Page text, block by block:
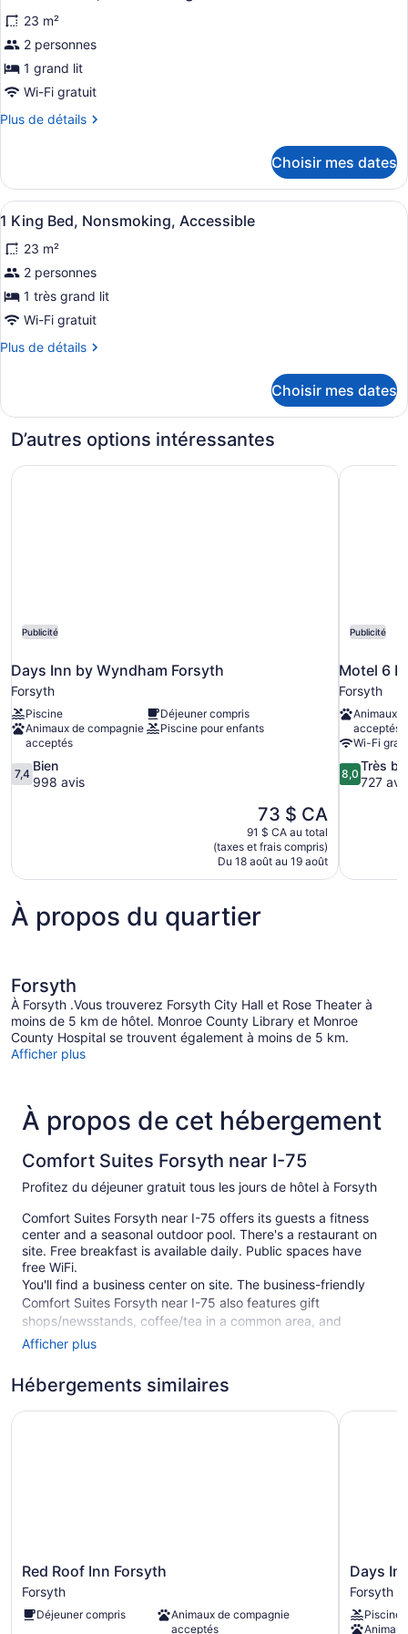
Nonsmoking
les
photos
pour
ce
de
Queen
Beds,
Nonsmoking
23 m²
2 personnes
1 grand lit
Wi-Fi gratuit
Plus de détails
Plus
2
Queen
Beds,
Nonsmoking
Choisir mes dates
Afficher
toutes
les
photos
pour
ce
de
King
Bed,
Nonsmoking,
Accessible
Une chambre d’hôtel
5
1 King Bed, Nonsmoking, Accessible
23 m²
2 personnes
1 très grand lit
Wi-Fi gratuit
Plus de détails
Plus
1
Bed,
Accessible
Choisir mes dates
D’autres options intéressantes
Publicité
Days Inn by Wyndham Forsyth
Forsyth
Piscine
Déjeuner compris
Animaux de compagnie
acceptés
Piscine pour enfants
7.4
sur
7,4
Bien
998 avis
Le
prix
est
de
73 $ CA
73 $ CA
91 $ CA au total
(taxes et frais compris)
Du 18 août au 19 août
Days Inn by Wyndham Forsyth
Publicité
Motel 6
Forsyth
Animaux
acceptés
Wi-Fi
8.0
sur
8,0
Très
727
Motel 6
À propos du quartier
Forsyth
À Forsyth .Vous trouverez Forsyth City Hall et Rose Theater à
moins de 5 km de hôtel. Monroe County Library et Monroe
County Hospital se trouvent également à moins de 5 km.
Afficher plus
À propos de cet hébergement
Comfort Suites Forsyth near I-75
Profitez du déjeuner gratuit tous les jours de hôtel à Forsyth
Comfort Suites Forsyth near I-75 offers its guests a fitness
center and a seasonal outdoor pool. There's a restaurant on
site. Free breakfast is available daily. Public spaces have
free WiFi.
You'll find a business center on site. The business-friendly
Comfort Suites Forsyth near I-75 also features gift
shops/newsstands, coffee/tea in a common area, and
concierge services. Self parking is free.
59 guestrooms or units
Front-desk safe
Concierge
Gift shop
Afficher plus
Hébergements similaires
Red
Roof
Inn
Forsyth
Red Roof Inn Forsyth
Forsyth
Déjeuner compris
Animaux de compagnie
acceptés
Red Roof Inn Forsyth
Days
Inn
by
Wyndham
Days
Forsyth
Piscine
Days Inn